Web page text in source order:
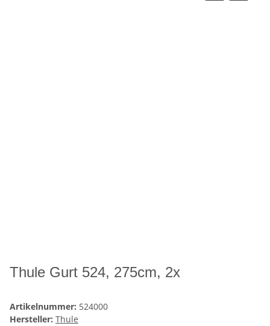
Thule Gurt 524, 275cm, 2x
Artikelnummer: 524000
Hersteller: Thule